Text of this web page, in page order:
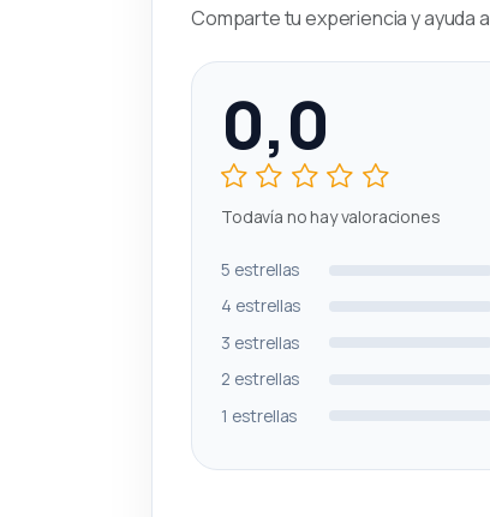
Comparte tu experiencia y ayuda
0,0
Todavía no hay valoraciones
5 estrellas
4 estrellas
3 estrellas
2 estrellas
1 estrellas